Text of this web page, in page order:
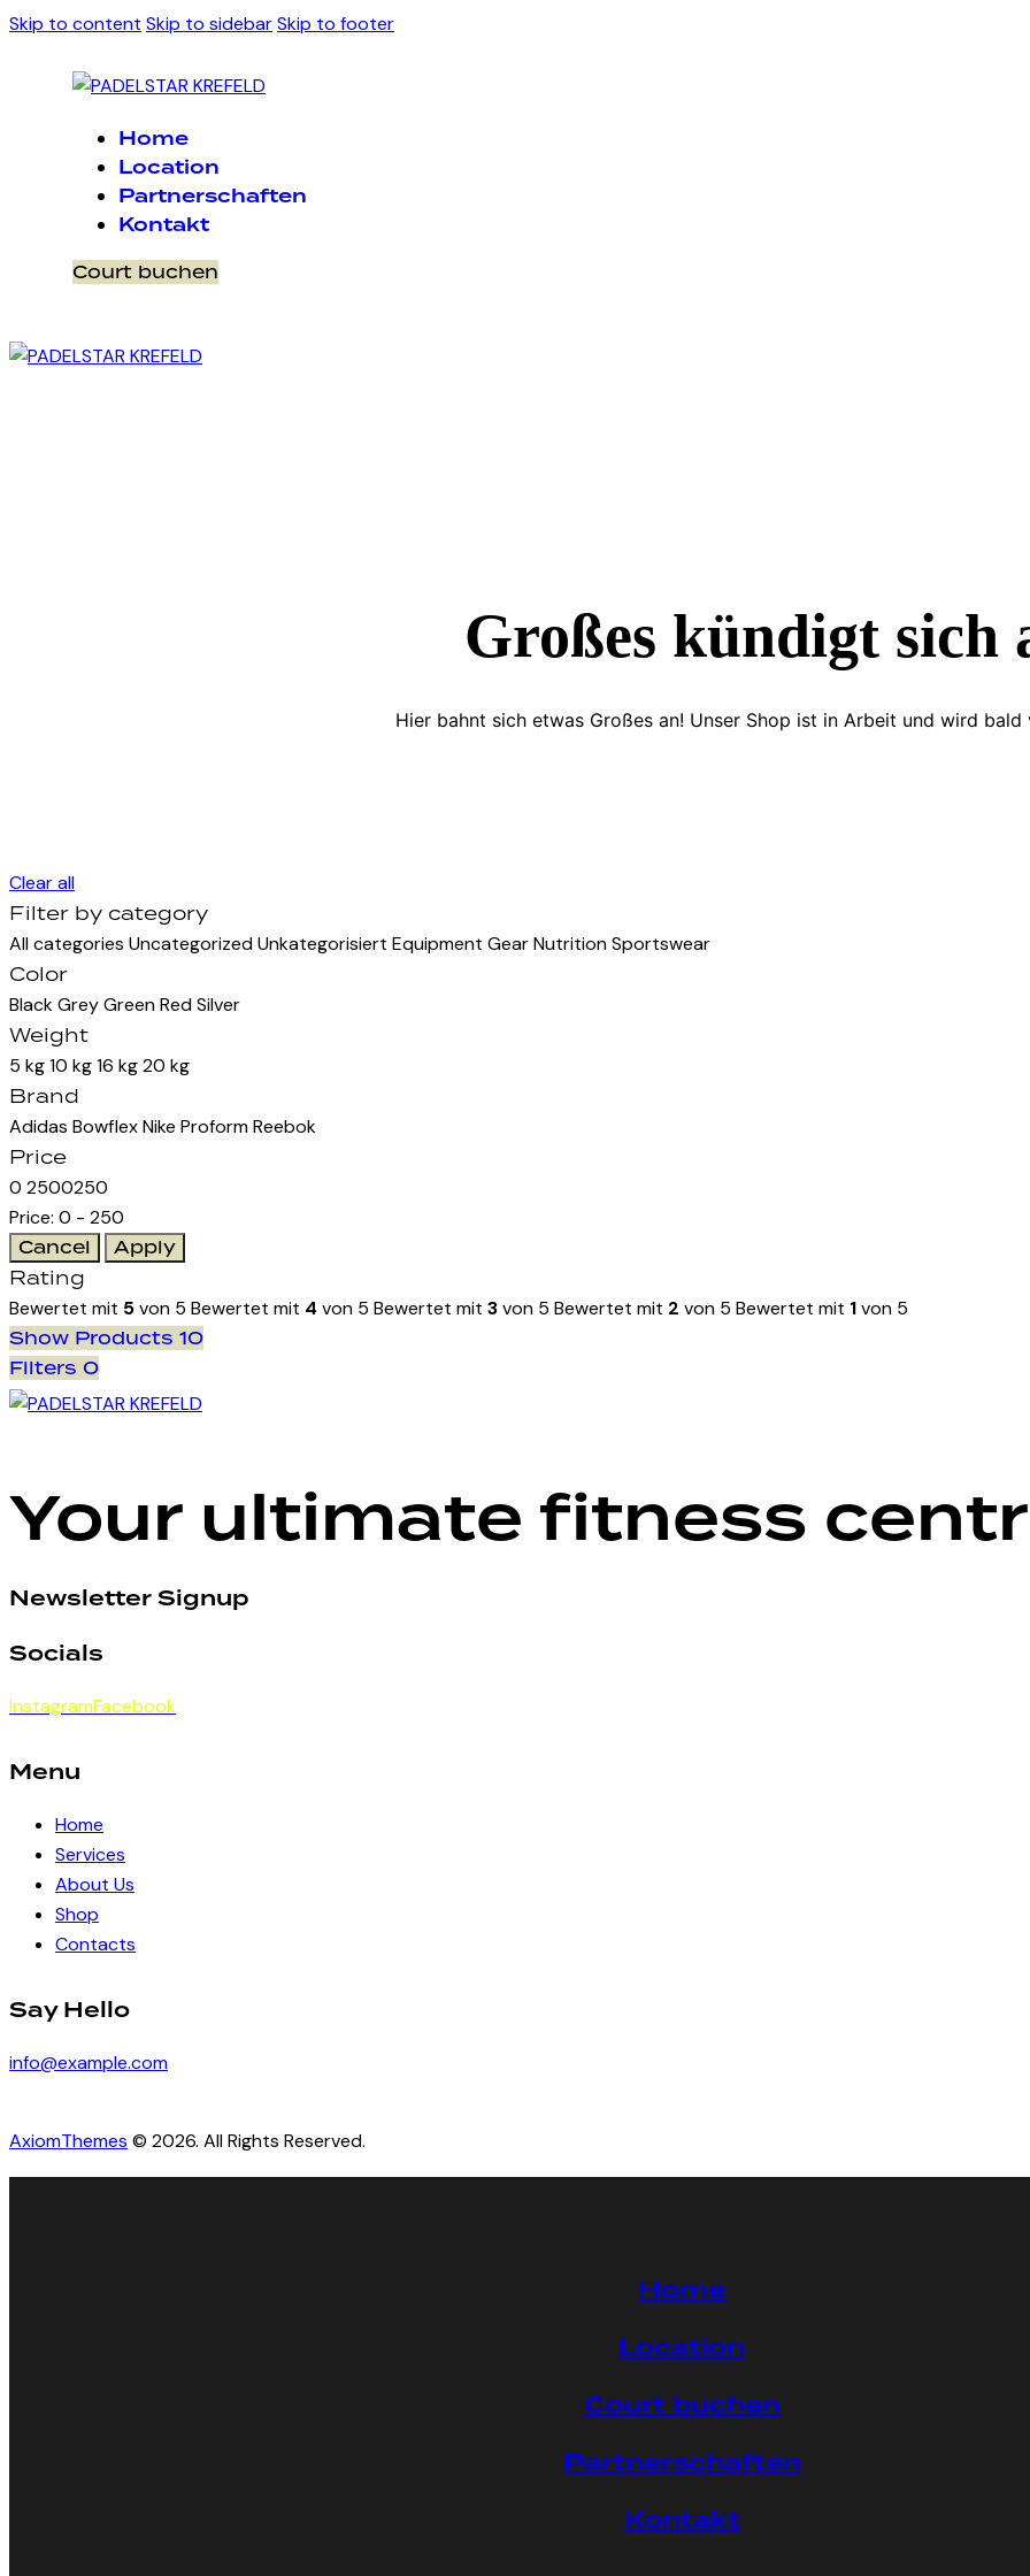
Skip to content Skip to sidebarSkip to footer
Home
Location
Partnerschaften
Kontakt
Court buchen
Großes kündigt sich
Hier bahnt sich etwas Großes an! Unser Shop ist in Arbeit und wird
Clear all
Filter by category
All categories UncategorizedUnkategorisiert Equipment GearNutritionSportswear
Color
BlackGreyGreenRedSilver
Weight
5 kg10 kg16 kg20 kg
Brand
Adidas BowflexNike ProformReebok
Price
0 2500250
Price: 0 - 250
Rating
Bewertet mit 5von 5 Bewertet mit 4 von 5 Bewertet mit 3von 5 Bewertet mit 2 von 5 Bewertet mit 1von 5
Show Products 10
Filters 0
Your ultimate fitness
Newsletter Signup
Socials
InstagramFacebook
Menu
Home
Services
About Us
Shop
Contacts
Say Hello
info@example.com
AxiomThemes © 2026. All Rights Reserved.
Home
Location
Court buchen
Partnerschaften
Kontakt